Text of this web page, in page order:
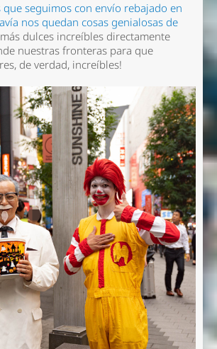
seguimos con envío rebajado en
nos quedan cosas genialosas de
dulces increíbles directamente
nuestras fronteras para que
de verdad, increíbles!